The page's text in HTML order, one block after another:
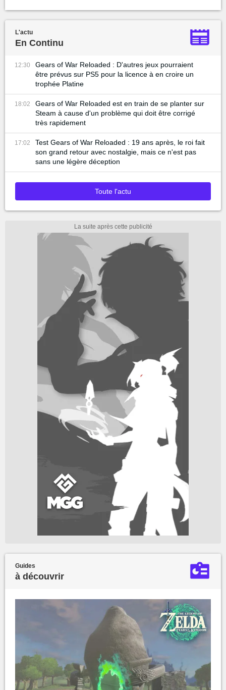
L'actu
En Continu
12:30
Gears of War Reloaded : D'autres jeux pourraient
être prévus sur PS5 pour la licence à en croire un
trophée Platine
18:02
Gears of War Reloaded est en train de se planter sur
Steam à cause d'un problème qui doit être corrigé
très rapidement
17:02
Test Gears of War Reloaded : 19 ans après, le roi fait
son grand retour avec nostalgie, mais ce n'est pas
sans une légère déception
Toute l'actu
Guides
à découvrir